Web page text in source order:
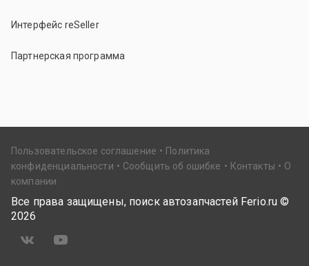
Интерфейс reSeller
Партнерская программа
Пользовательское соглашение
Политика
конфиденциальности
Сообщить об ошибке Контакты
О
компании
Все права защищены, поиск автозапчастей Ferio.ru ©
2026